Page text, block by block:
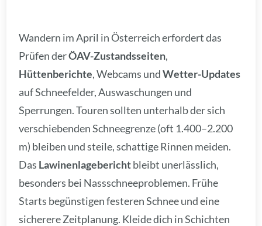
Wandern im April in Österreich erfordert das
Prüfen derÖAV-Zustandsseiten,
Hüttenberichte, Webcams undWetter-Updates
auf Schneefelder, Auswaschungen und
Sperrungen. Touren sollten unterhalb der sich
verschiebenden Schneegrenze (oft 1.400–2.200
m) bleiben und steile, schattige Rinnen meiden.
Das Lawinenlageberichtbleibt unerlässlich,
besonders bei Nassschneeproblemen. Frühe
Starts begünstigen festeren Schnee und eine
sicherere Zeitplanung. Kleide dich in Schichten